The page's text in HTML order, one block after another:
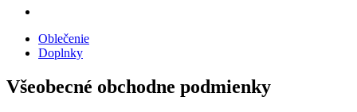
Oblečenie
Doplnky
Všeobecné obchodne podmienky